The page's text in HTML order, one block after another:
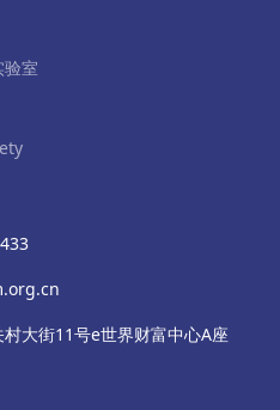
室
大街11号e世界财富中心A座